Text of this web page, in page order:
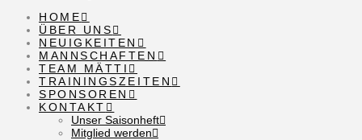
HOME
ÜBER UNS
NEUIGKEITEN
MANNSCHAFTEN
TEAM MÄTTI
TRAININGSZEITEN
SPONSOREN
KONTAKT
Unser Saisonheft
Mitglied werden